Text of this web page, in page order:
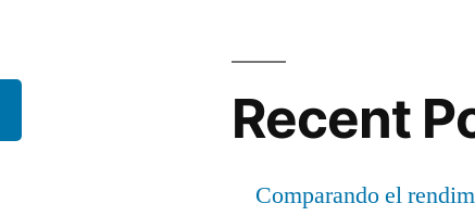
Recent
Comparando el